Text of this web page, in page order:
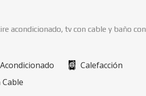
acondicionado, tv con cable y baño con
Calefacción